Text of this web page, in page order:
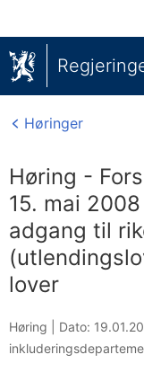
Høringer
Høring -
15. mai
adgang til
lover
Høring | Dato: